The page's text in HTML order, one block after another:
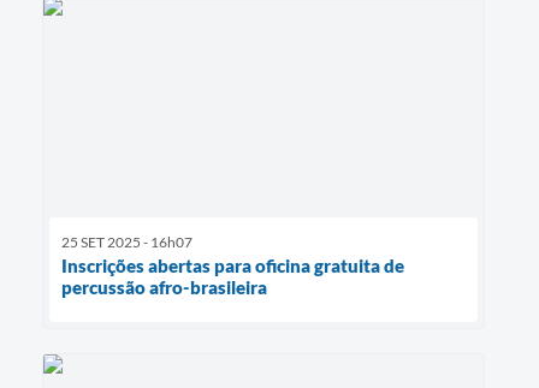
25 SET 2025 - 16h07
Inscrições abertas para oficina gratuita de
percussão afro-brasileira